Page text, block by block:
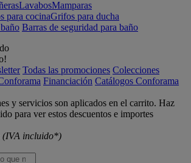
LavabosMamparas
para cocinaGrifos para ducha
Barras de seguridad para baño
Todas las promociones Colecciones
Financiación Catálogos Conforama
y servicios son aplicados en el carrito. Haz
para ver estos descuentos e importes
(IVA incluido*)